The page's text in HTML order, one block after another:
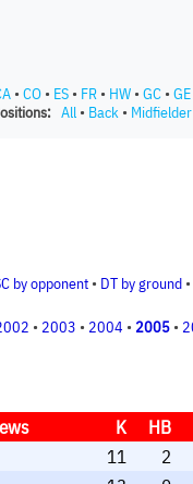
• CO • ES • FR • HW • GC • GE
All • Back • Midfielder